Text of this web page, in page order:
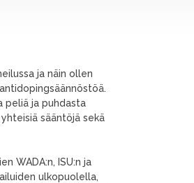
ja näin ollen
peliä ja puhdasta
sääntöjä sekä
WADA:n, ISU:n ja
ulkopuolella,